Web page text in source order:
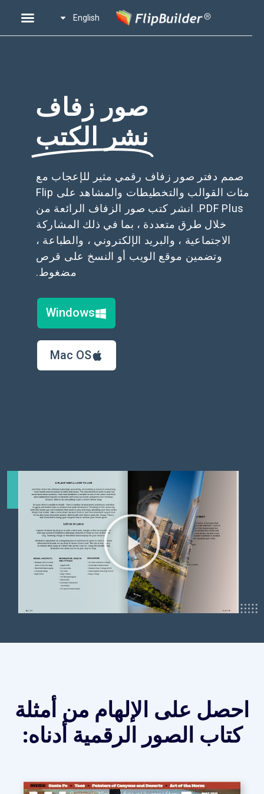
English
صور زفاف
نشر الكتب
صمم دفتر صور زفاف رقمي مثير للإعجاب مع
مئات القوالب والتخطيطات والمشاهد على Flip
PDF Plus. انشر كتب صور الزفاف الرائعة من
خلال طرق متعددة ، بما في ذلك المشاركة
الاجتماعية ، والبريد الإلكتروني ، والطباعة ،
وتضمين موقع الويب أو النسخ على قرص
مضغوط.
Windows
Mac OS
احصل على الإلهام من أمثلة
كتاب الصور الرقمية أدناه: